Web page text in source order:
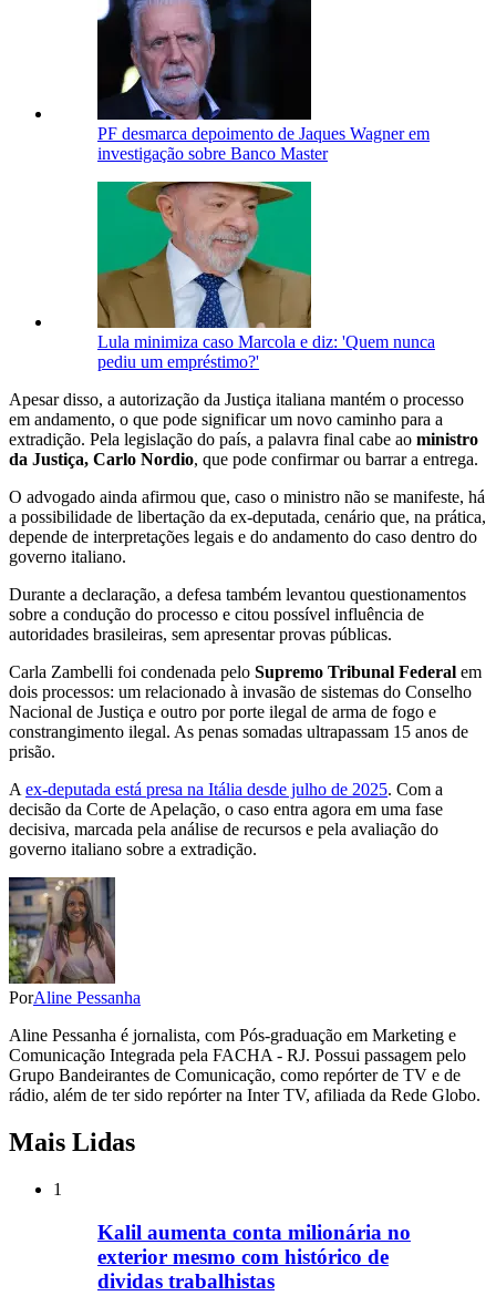
PF desmarca depoimento de Jaques Wagner em
investigação sobre Banco Master
Lula minimiza caso Marcola e diz: 'Quem nunca
pediu um empréstimo?'
Apesar disso, a autorização da Justiça italiana mantém o processo
em andamento, o que pode significar um novo caminho para a
extradição. Pela legislação do país, a palavra final cabe ao ministro
da Justiça, Carlo Nordio, que pode confirmar ou barrar a entrega.
O advogado ainda afirmou que, caso o ministro não se manifeste, há
a possibilidade de libertação da ex-deputada, cenário que, na prática,
depende de interpretações legais e do andamento do caso dentro do
governo italiano.
Durante a declaração, a defesa também levantou questionamentos
sobre a condução do processo e citou possível influência de
autoridades brasileiras, sem apresentar provas públicas.
Carla Zambelli foi condenada pelo Supremo Tribunal Federal em
dois processos: um relacionado à invasão de sistemas do Conselho
Nacional de Justiça e outro por porte ilegal de arma de fogo e
constrangimento ilegal. As penas somadas ultrapassam 15 anos de
prisão.
A ex-deputada está presa na Itália desde julho de 2025. Com a
decisão da Corte de Apelação, o caso entra agora em uma fase
decisiva, marcada pela análise de recursos e pela avaliação do
governo italiano sobre a extradição.
PorAline Pessanha
Aline Pessanha é jornalista, com Pós-graduação em Marketing e
Comunicação Integrada pela FACHA - RJ. Possui passagem pelo
Grupo Bandeirantes de Comunicação, como repórter de TV e de
rádio, além de ter sido repórter na Inter TV, afiliada da Rede Globo.
Mais Lidas
1
Kalil aumenta conta milionária no
exterior mesmo com histórico de
dividas trabalhistas